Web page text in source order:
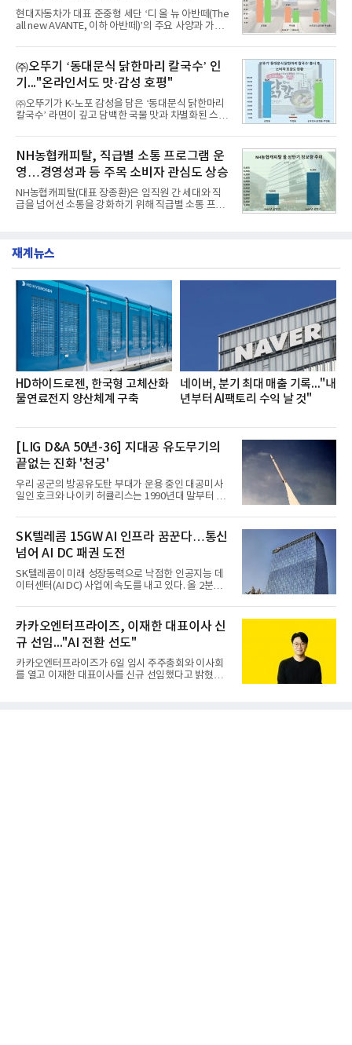
공사가 브랜드평판지수 10,670,633을 기록하며 8월
1위에 올랐다고 밝혔다. 분석에 활용된 빅데이터는 지
난 7월(88,893,823건) 대비 2.48% 증가한 수치다.연
수력원자력, 한국석
현대자동차가 대표 준중형 세단 ‘디 올 뉴 아반떼(The
all new AVANTE, 이하 아반떼)’의 주요 사양과 가격
떼는 6년 만에 선보이는 8세대 완전변경 모델로, ▲정
교한 선과 면을 중심으로 완성한 파격적인 디자인 ▲
과거 중형 세단 수준으로 확대된 차체 제원 ▲글로벌
최고 수준의 안전성 ▲성능과 효율을 동시에 높인 주
행 완성도 ▲첨단 편의 및 디지털 사양 적용 등을 통해
글로벌 준중형 세단의 새로운 기준을 세웠다.아반떼
는 가솔린 2.0과 1.6 하이브리드 두 가지 파워트레인
넘
㈜오뚜기 ‘동대문식 닭한마리 칼국수’ 인
기..."온라인서도 맛·감성 호평"
㈜오뚜기가 K-노포 감성을 담은 ‘동대문식 닭한마리
칼국수’ 라면이 깊고 담백한 국물 맛과 차별화된 스토
혔다.‘동대문식 닭한마리 칼국수’는 예상을 뛰어넘는
소비자 호응에 힘입어 지난 7월 13일 첫 선을 보인 지
단 18일 만에 누적 판매량 50만 개를 돌파하는 성과를
거두었다.이번 신제품은 개발진이 전국의 닭한마리
전문점을 직접 찾아 다니며 최적의 육수 비율을 완성
했다. 자극적이지 않으면서도 깊은 닭육수에 마늘의
개운한 풍미를 더했으며, 국물이 잘 배어들면서도 쫄
서도
NH농협캐피탈, 직급별 소통 프로그램 운
영…경영성과 등 주목 소비자 관심도 상승
NH농협캐피탈(대표 장종환)은 임직원 간 세대와 직
급을 넘어선 소통을 강화하기 위해 직급별 소통 프로
영지원부 홍보팀과 2026년 새로이(e)＊가 공동 주관
쳐 진행됐다.참고로 새로이(e)는 NH농협캐피탈 MZ
세대들로(과장~계장) 구성된 자율 참여조직으로, 조
직문화 혁신과 업무 효율성 향상을 위한 다양한 활동
을 추진하며,새로운 변화와 이로운 영향력을 조직전
반에 전파하는 역할
재계뉴스
HD하이드로젠, 한국형 고체산화
물연료전지 양산체계 구축
네이버, 분기 최대 매출 기록..."내
년부터 AI팩토리 수익 날 것"
[LIG D&A 50년-36] 지대공 유도무기의
끝없는 진화 '천궁'
우리 공군의 방공유도탄 부대가 운용 중인 대공미사
일인 호크와 나이키 허큘리스는 1990년대 말부터 성
기존 미사일체계를 대체할 중고도 및 중거리 대공미
사일을 개발하기로 결정했다.처음 KM-SAM 사업으로
불린 이 사업의 명칭은 호크(Iron Hawk, 철매)를 대체
한다는 의미에서 ‘철매Ⅱ’ 로 정해졌다. 철매Ⅱ 개발
사업은 미사일체계 완성 후인 2011년 ‘천궁(天弓)’으
로 다시 장비명이 바뀌었다. 17개 업체와 관련 기관이
참여한 가운데 LIG 넥스원은 탐색 개발에서 체계개발
인 천궁
SK텔레콤 15GW AI 인프라 꿈꾼다…통신
넘어 AI DC 패권 도전
SK텔레콤이 미래 성장동력으로 낙점한 인공지능 데
이터센터(AI DC) 사업에 속도를 내고 있다. 올 2분기
는 2035년까지 총 15GW(기가와트) 규모의 AI DC를
구축하겠다는 대형 청사진을 제시하면서다. 이에 따
라 경쟁 구도 역시 이동통신사인 KT, LG유플러스를
넘어 네이버, 삼성SDS 등 IT 인프라 기업으로 확장되
고 있다.7일 SK텔레콤에 따르면 회사는 올해 2분기
연결 기준 매출 4조 3591억원, 영업이익 5660억원을
기록했다. 매출은 전년 동기 대비 0.5%, 영업이익은
카카오엔터프라이즈, 이재한 대표이사 신
규 선임..."AI 전환 선도"
카카오엔터프라이즈가 6일 임시 주주총회와 이사회
를 열고 이재한 대표이사를 신규 선임했다고 밝혔다.